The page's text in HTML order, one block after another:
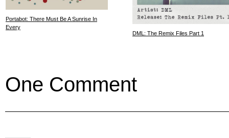
Portabot: There Must Be A Sunrise In
Every
DML: The Remix Files Part 1
One Comment